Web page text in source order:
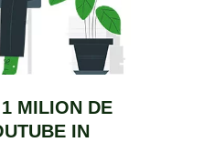
MILION DE
IN